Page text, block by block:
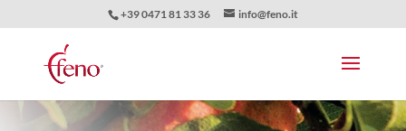
+39 0471 81 33 36 info@feno.it